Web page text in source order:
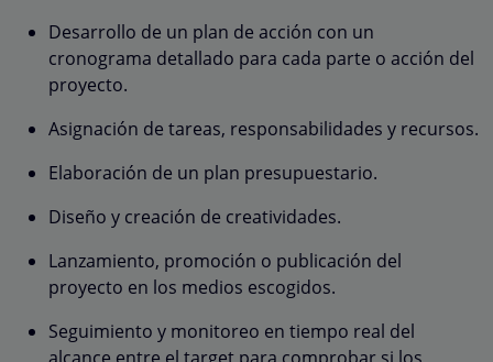
Desarrollo de un plan de acción con un
cronograma detallado para cada parte o acción del
proyecto.
Asignación de tareas, responsabilidades y recursos.
Elaboración de un plan presupuestario.
Diseño y creación de creatividades.
Lanzamiento, promoción o publicación del
proyecto en los medios escogidos.
Seguimiento y monitoreo en tiempo real del